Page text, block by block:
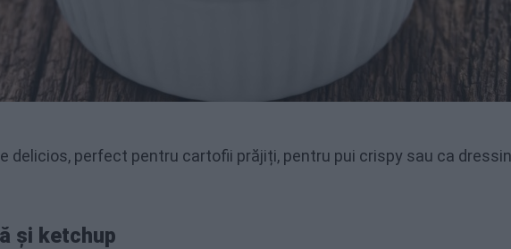
delicios, perfect pentru cartofii prăjiți, pentru pui crispy sau ca
și ketchup